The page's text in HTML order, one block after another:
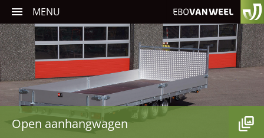
MENU
Carrosseriebouw
Verkeerssystemen
Traffic Software
Open aanhangwagen